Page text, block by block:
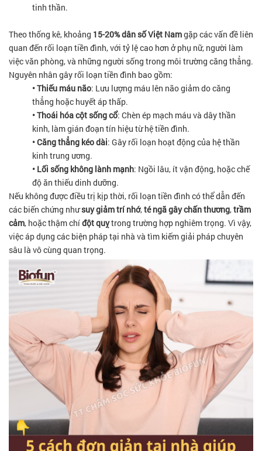
tinh thần.
Theo thống kê, khoảng 15-20% dân số Việt Namgặp các vấn đề liên
quan đến rối loạn tiền đình, với tỷ lệ cao hơn ở phụ nữ, người làm
việc văn phòng, và những người sống trong môi trường căng thẳng.
Nguyên nhân gây rối loạn tiền đình bao gồm:
• Thiếu máu não: Lưu lượng máu lên não giảm do căng
thẳng hoặc huyết áp thấp.
• Thoái hóa cột sống cổ: Chèn ép mạch máu và dây thần
kinh, làm gián đoạn tín hiệu từ hệ tiền đình.
• Căng thẳng kéo dài: Gây rối loạn hoạt động của hệ thần
kinh trung ương.
• Lối sống không lành mạnh: Ngồi lâu, ít vận động, hoặc chế
độ ăn thiếu dinh dưỡng.
Nếu không được điều trị kịp thời, rối loạn tiền đình có thể dẫn đến
các biến chứng nhưsuy giảm trí nhớ,té ngã gây chấn thương,trầm
cảm, hoặc thậm chíđột quỵtrong trường hợp nghiêm trọng. Vì vậy,
việc áp dụng các biện pháp tại nhà và tìm kiếm giải pháp chuyên
sâu là vô cùng quan trọng.